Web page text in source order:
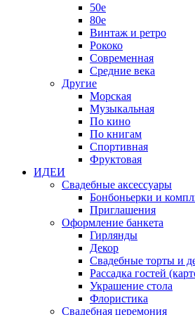
50е
80е
Винтаж и ретро
Рококо
Современная
Средние века
Другие
Морская
Музыкальная
По кино
По книгам
Спортивная
Фруктовая
ИДЕИ
Свадебные аксессуары
Бонбоньерки и
Приглашения
Оформление банкета
Гирлянды
Декор
Свадебные торты и
Рассадка гостей
Украшение стола
Флористика
Свадебная церемония